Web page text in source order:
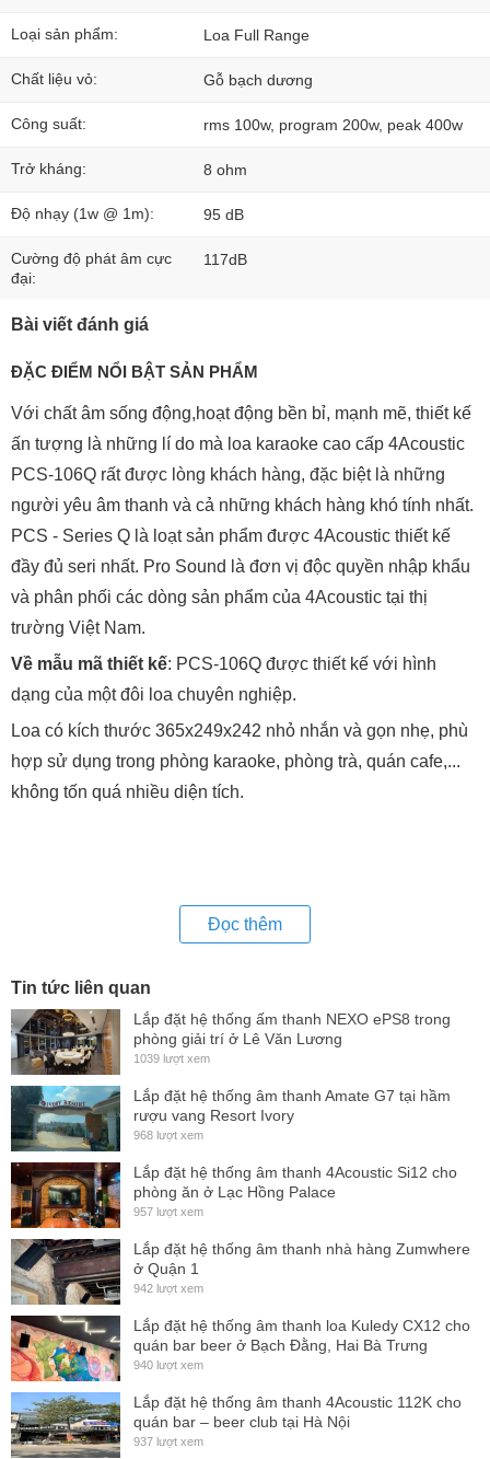
Loại sản phẩm: Loa Full Range
Chất liệu vỏ: Gỗ bạch dương
Công suất: rms 100w, program 200w, peak 400w
Trở kháng: 8 ohm
Độ nhạy (1w @ 1m): 95 dB
Cường độ phát âm cực
đại:
117dB
Bài viết đánh giá
ĐẶC ĐIỂM NỔI BẬT SẢN PHẨM
Với chất âm sống động,hoạt động bền bỉ, mạnh mẽ, thiết kế
ấn tượng là những lí do mà loa karaoke cao cấp 4Acoustic
PCS-106Q rất được lòng khách hàng, đặc biệt là những
người yêu âm thanh và cả những khách hàng khó tính nhất.
PCS - Series Q là loạt sản phẩm được 4Acoustic thiết kế
đầy đủ seri nhất. Pro Sound là đơn vị độc quyền nhập khẩu
và phân phối các dòng sản phẩm của 4Acoustic tại thị
trường Việt Nam.
Về mẫu mã thiết kế: PCS-106Q được thiết kế với hình
dạng của một đôi loa chuyên nghiệp.
Loa có kích thước 365x249x242 nhỏ nhắn và gọn nhẹ, phù
hợp sử dụng trong phòng karaoke, phòng trà, quán cafe,...
không tốn quá nhiều diện tích.
Ngoài ra PCS-106Q mang cấu trúc treo tường. Loa có điểm
treo được thiết kế ở phíasauđể có thể sử dụng với dụng cụ
gắn tường. Đôi loa mang màu đen nên phù hợp với mọi
kiểu bố trí phòng.
Đọc thêm
Tin tức liên quan
Lắp đặt hệ thống ấm thanh NEXO ePS8 trong
phòng giải trí ở Lê Văn Lương
1039 lượt xem
Lắp đặt hệ thống âm thanh Amate G7 tại hầm
rượu vang Resort Ivory
968 lượt xem
Lắp đặt hệ thống âm thanh 4Acoustic Si12 cho
phòng ăn ở Lạc Hồng Palace
957 lượt xem
Lắp đặt hệ thống âm thanh nhà hàng Zumwhere
ở Quận 1
942 lượt xem
Lắp đặt hệ thống âm thanh loa Kuledy CX12 cho
quán bar beer ở Bạch Đằng, Hai Bà Trưng
940 lượt xem
Lắp đặt hệ thống âm thanh 4Acoustic 112K cho
quán bar – beer club tại Hà Nội
937 lượt xem